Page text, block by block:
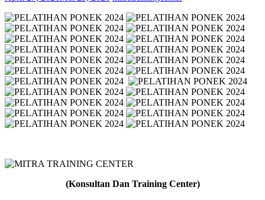
(Konsultan Dan Training Center)